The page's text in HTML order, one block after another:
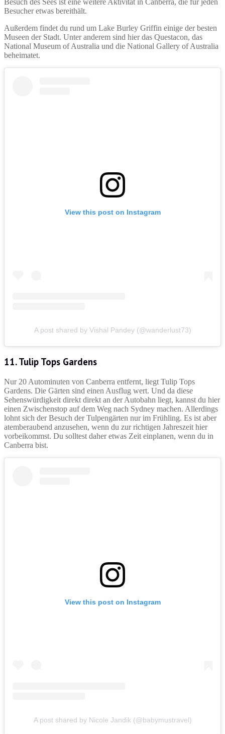
Besuch des Sees ist eine weitere Aktivität in Canberra, die für jeden
Besucher etwas bereithält.
Außerdem findet du rund um Lake Burley Griffin einige der besten
Museen der Stadt. Unter anderem sind hier das Questacon, das
National Museum of Australia und die National Gallery of Australia
beheimatet.
View this post on Instagram
A post shared by Vishal Pandey (@wanderlust73)
11. Tulip Tops Gardens
Nur 20 Autominuten von Canberra entfernt, liegt Tulip Tops
Gardens. Die Gärten sind einen Ausflug wert. Und da diese
Sehenswürdigkeit direkt direkt an der Autobahn liegt, kannst du hier
einen Zwischenstop auf dem Weg nach Sydney machen. Allerdings
lohnt sich der Besuch der Tulpengärten nur im Frühling. Es ist aber
atemberaubend anzusehen, wenn du zur richtigen Jahreszeit hier
vorbeikommst. Du solltest daher etwas Zeit einplanen, wenn du in
Canberra bist.
View this post on Instagram
A post shared by Nicole Jandik (@babymustravel)